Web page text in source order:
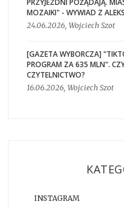
PRZYJEZDNI POŻĄDAJĄ.
MOZAIKI" - WYWIAD Z
24.06.2026, Wojciech Szot
[GAZETA WYBORCZA]
PROGRAM ZA 635 MLN".
CZYTELNICTWO?
16.06.2026, Wojciech Szot
INSTAGRAM